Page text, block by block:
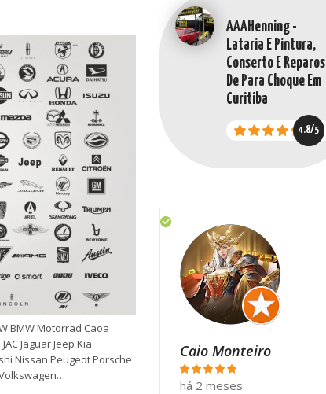
BMW Motorrad Caoa
Jaguar Jeep Kia
Nissan Peugeot Porsche
AAAHenning -
Lataria E Pintura,
Conserto E Reparos
De Para Choque Em
Curitiba
4.8/5
Caio Monteiro
há 2 meses